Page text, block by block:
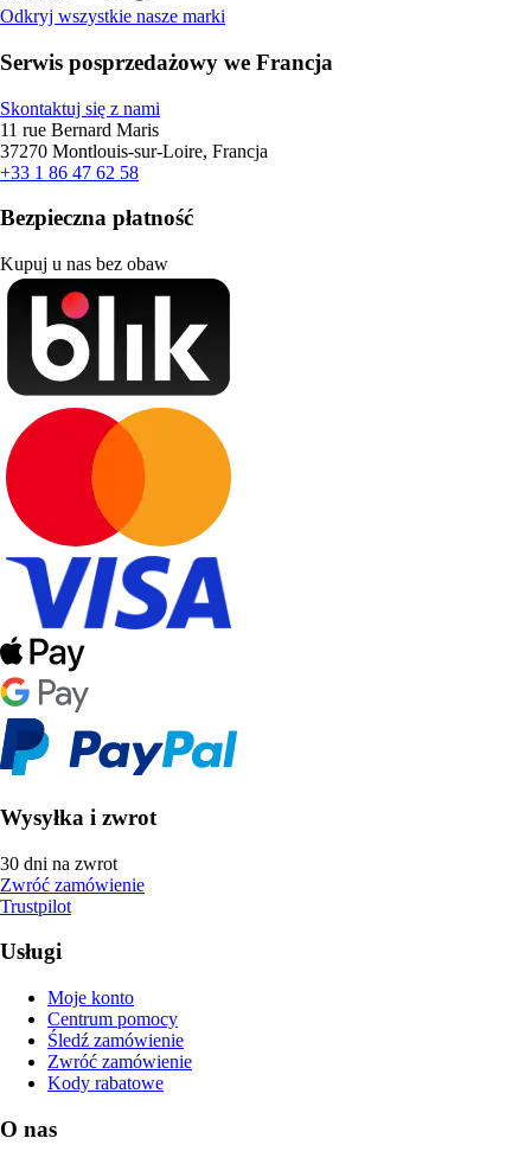
Odkryj wszystkie nasze marki
Serwis posprzedażowy we Francja
Skontaktuj się z nami
11 rue Bernard Maris
37270 Montlouis-sur-Loire, Francja
+33 1 86 47 62 58
Bezpieczna płatność
Kupuj u nas bez obaw
Wysyłka i zwrot
30 dni na zwrot
Zwróć zamówienie
Trustpilot
Usługi
Moje konto
Centrum pomocy
Śledź zamówienie
Zwróć zamówienie
Kody rabatowe
O nas